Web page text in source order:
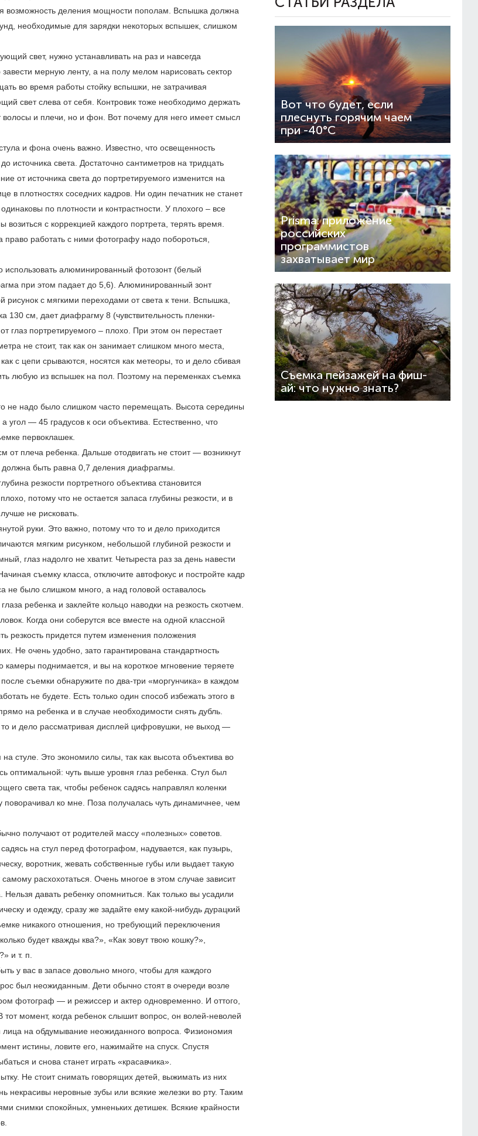
деления мощности пополам. Вспышка должна
необходимые для зарядки некоторых вспышек, слишком
свет, нужно устанавливать на раз и навсегда
мерную ленту, а на полу мелом нарисовать сектор
во время работы стойку вспышки, не затрачивая
свет слева от себя. Контровик тоже необходимо держать
волосы и плечи, но и фон. Вот почему для него имеет смысл
и фона очень важно. Известно, что освещенность
источника света. Достаточно сантиметров на тридцать
от источника света до портретируемого изменится на
в плотностях соседних кадров. Ни один печатник не станет
по плотности и контрастности. У плохого – все
с коррекцией каждого портрета, терять время.
работать с ними фотографу надо побороться,
алюминированный фотозонт (белый
при этом падает до 5,6). Алюминированный зонт
рисунок с мягкими переходами от света к тени. Вспышка,
130 см, дает диафрагму 8 (чувствительность пленки-
глаз портретируемого – плохо. При этом он перестает
не стоит, так как он занимает слишком много места,
с цепи срываются, носятся как метеоры, то и дело сбивая
любую из вспышек на пол. Поэтому на переменках съемка
не надо было слишком часто перемещать. Высота середины
— 45 градусов к оси объектива. Естественно, что
первоклашек.
от плеча ребенка. Дальше отодвигать не стоит — возникнут
должна быть равна 0,7 деления диафрагмы.
резкости портретного объектива становится
потому что не остается запаса глубины резкости, и в
не рисковать.
руки. Это важно, потому что то и дело приходится
мягким рисунком, небольшой глубиной резкости и
глаз надолго не хватит. Четыреста раз за день навести
съемку класса, отключите автофокус и постройте кадр
не было слишком много, а над головой оставалось
ребенка и заклейте кольцо наводки на резкость скотчем.
Когда они соберутся все вместе на одной классной
резкость придется путем изменения положения
Не очень удобно, зато гарантирована стандартность
поднимается, и вы на короткое мгновение теряете
съемки обнаружите по два-три «моргунчика» в каждом
не будете. Есть только один способ избежать этого в
на ребенка и в случае необходимости снять дубль.
то и дело рассматривая дисплей цифровушки, не выход —
стуле. Это экономило силы, так как высота объектива во
оптимальной: чуть выше уровня глаз ребенка. Стул был
света так, чтобы ребенок садясь направлял коленки
поворачивал ко мне. Поза получалась чуть динамичнее, чем
получают от родителей массу «полезных» советов.
на стул перед фотографом, надувается, как пузырь,
воротник, жевать собственные губы или выдает такую
расхохотаться. Очень многое в этом случае зависит
давать ребенку опомниться. Как только вы усадили
и одежду, сразу же задайте ему какой-нибудь дурацкий
никакого отношения, но требующий переключения
будет кважды ква?», «Как зовут твою кошку?»,
и т. п.
у вас в запасе довольно много, чтобы для каждого
был неожиданным. Дети обычно стоят в очереди возле
фотограф — и режиссер и актер одновременно. И оттого,
момент, когда ребенок слышит вопрос, он волей-неволей
на обдумывание неожиданного вопроса. Физиономия
истины, ловите его, нажимайте на спуск. Спустя
и снова станет играть «красавчика».
Не стоит снимать говорящих детей, выжимать из них
неровные зубы или всякие железки во рту. Таким
снимки спокойных, умненьких детишек. Всякие крайности
Вот что будет, если
плеснуть горячим чаем
при -40°C
Prisma: приложение
российских
программистов
захватывает мир
Съемка пейзажей на фиш-
ай: что нужно знать?